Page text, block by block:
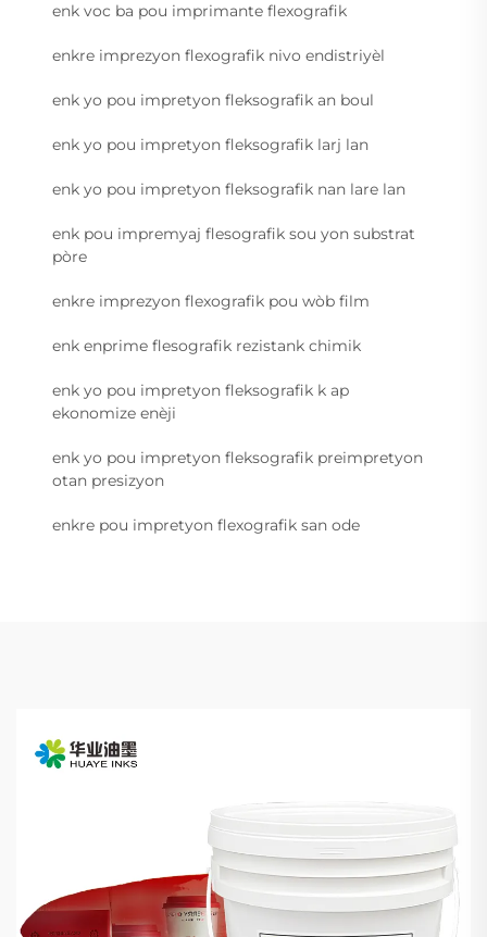
enk voc ba pou imprimante flexografik
enkre imprezyon flexografik nivo endistriyèl
enk yo pou impretyon fleksografik an boul
enk yo pou impretyon fleksografik larj lan
enk yo pou impretyon fleksografik nan lare lan
enk pou impremyaj flesografik sou yon substrat
pòre
enkre imprezyon flexografik pou wòb film
enk enprime flesografik rezistank chimik
enk yo pou impretyon fleksografik k ap
ekonomize enèji
enk yo pou impretyon fleksografik preimpretyon
otan presizyon
enkre pou impretyon flexografik san ode